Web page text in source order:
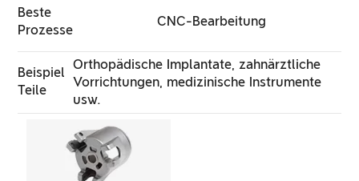
Beste
Prozesse
CNC-Bearbeitung
Beispiel
Teile
Orthopädische Implantate, zahnärztliche
Vorrichtungen, medizinische Instrumente
usw.